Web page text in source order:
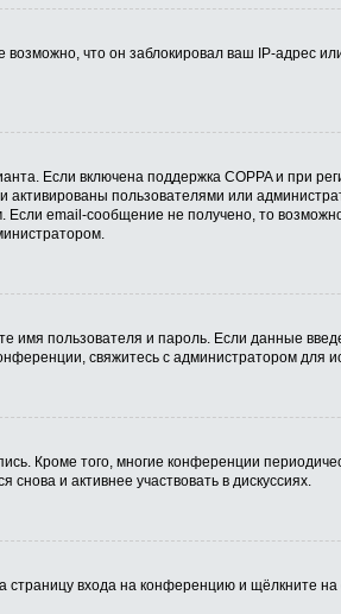
что он заблокировал ваш IP-адрес
Если включена поддержка COPPA и при
пользователями или
email-сообщение не получено, то
имя пользователя и пароль. Если данные
свяжитесь с администратором для
Кроме того, многие конференции
и активнее участвовать в дискуссиях.
страницу входа на конференцию и щёлкните на